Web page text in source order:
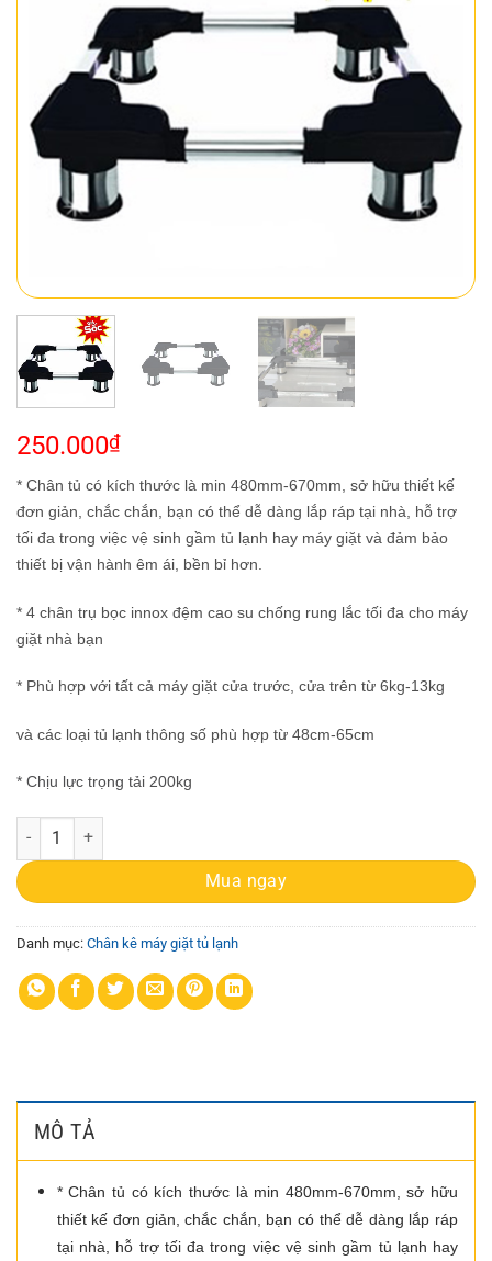
250.000₫
* Chân tủ có kích thước là min 480mm-670mm, sở hữu thiết kế
đơn giản, chắc chắn, bạn có thể dễ dàng lắp ráp tại nhà, hỗ trợ
tối đa trong việc vệ sinh gầm tủ lạnh hay máy giặt và đảm bảo
thiết bị vận hành êm ái, bền bỉ hơn.
* 4 chân trụ bọc innox đệm cao su chống rung lắc tối đa cho máy
giặt nhà bạn
* Phù hợp với tất cả máy giặt cửa trước, cửa trên từ 6kg-13kg
và các loại tủ lạnh thông số phù hợp từ 48cm-65cm
* Chịu lực trọng tải 200kg
Chân đế máy giặt tủ lạnh VN cao cấp số lượng
Mua ngay
Danh mục: Chân kê máy giặt tủ lạnh
MÔ TẢ
* Chân tủ có kích thước là min 480mm-670mm, sở hữu
thiết kế đơn giản, chắc chắn, bạn có thể dễ dàng lắp ráp
tại nhà, hỗ trợ tối đa trong việc vệ sinh gầm tủ lạnh hay